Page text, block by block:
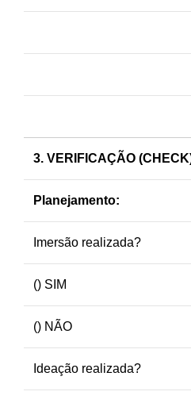
3. VERIFICAÇÃO
Planejamento:
Imersão realizada?
() SIM
() NÃO
Ideação realizada?